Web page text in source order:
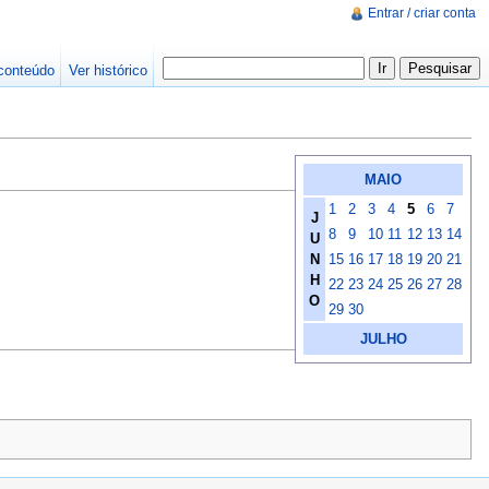
MAIO
J
U
N
H
O
1 2 3 4 5 6
7
8
9 10 11 12 13 14
15 16 17 18 19 20 21
22 23 24 25 26 27 28
29 30
JULHO
Entrar / criar conta
Ver histórico